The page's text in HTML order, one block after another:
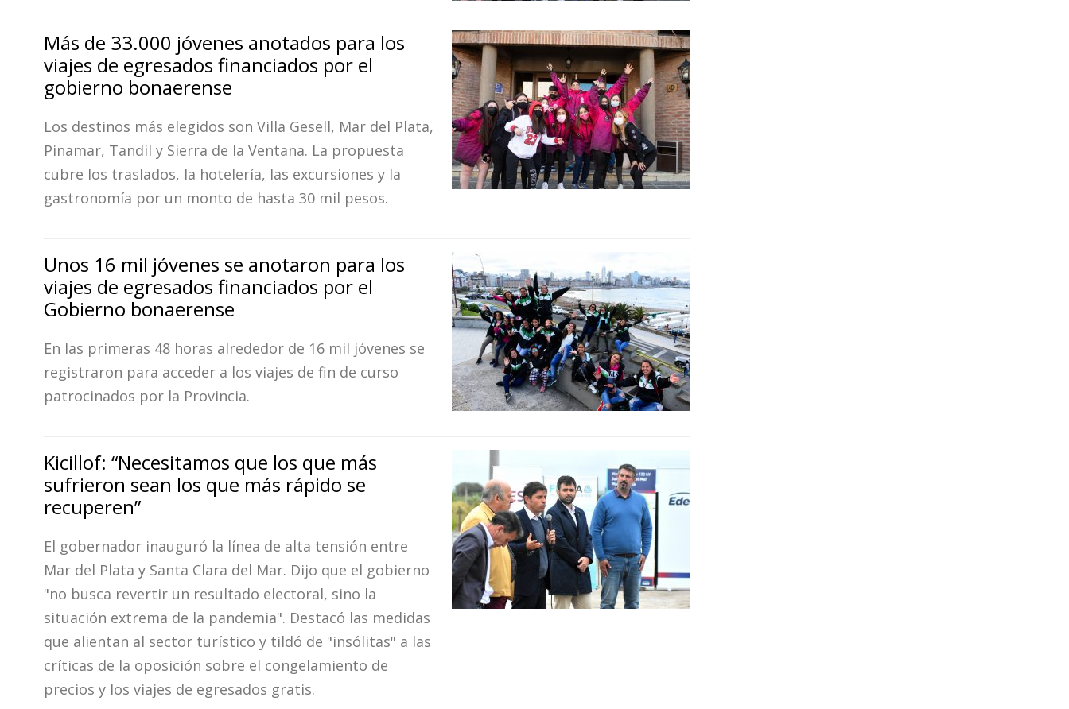
Más de 33.000 jóvenes anotados para los
viajes de egresados financiados por el
gobierno bonaerense
Los destinos más elegidos son Villa Gesell, Mar del Plata,
Pinamar, Tandil y Sierra de la Ventana. La propuesta
cubre los traslados, la hotelería, las excursiones y la
gastronomía por un monto de hasta 30 mil pesos.
Unos 16 mil jóvenes se anotaron para los
viajes de egresados financiados por el
Gobierno bonaerense
En las primeras 48 horas alrededor de 16 mil jóvenes se
registraron para acceder a los viajes de fin de curso
patrocinados por la Provincia.
Kicillof: “Necesitamos que los que más
sufrieron sean los que más rápido se
recuperen”
El gobernador inauguró la línea de alta tensión entre
Mar del Plata y Santa Clara del Mar. Dijo que el gobierno
"no busca revertir un resultado electoral, sino la
situación extrema de la pandemia". Destacó las medidas
que alientan al sector turístico y tildó de "insólitas" a las
críticas de la oposición sobre el congelamiento de
precios y los viajes de egresados gratis.